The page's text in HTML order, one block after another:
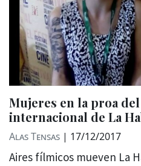
Mujeres en la proa
internacional de La
Alas Tensas | 17/12/2017
Aires fílmicos mueven La